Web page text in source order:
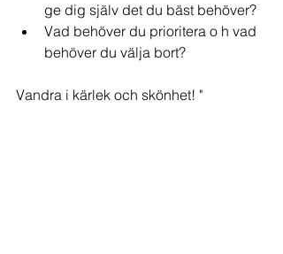
ge dig själv det du bäst behöver?
Vad behöver du prioritera o h vad
behöver du välja bort?
Vandra i kärlek och skönhet! "